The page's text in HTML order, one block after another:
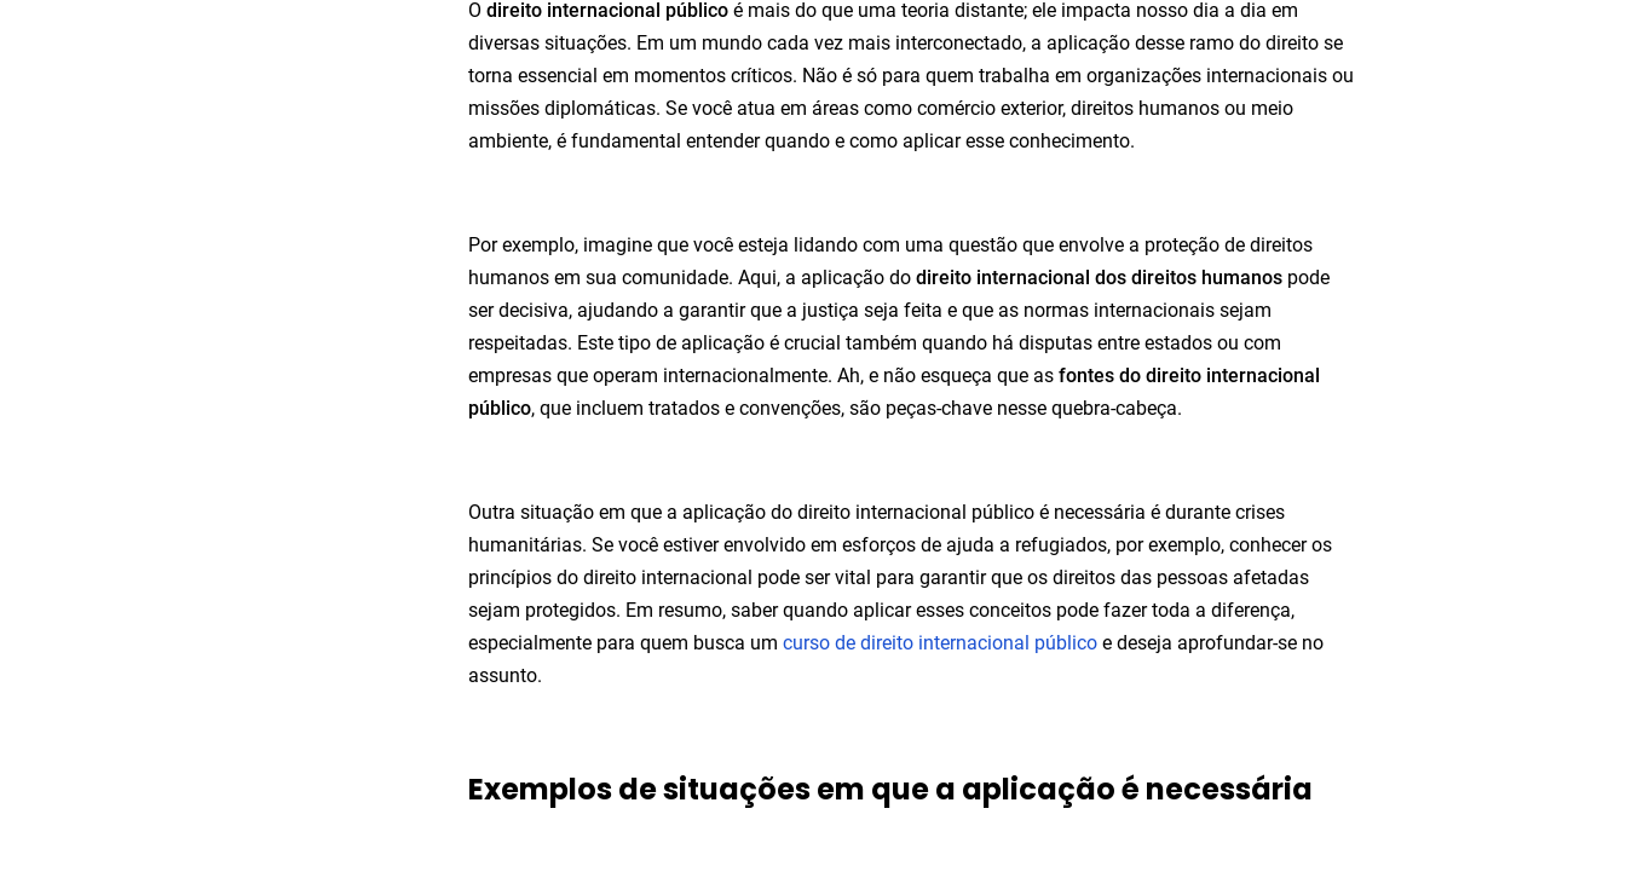
O direito internacional público é mais do que uma teoria distante; ele impacta nosso dia a dia em
diversas situações. Em um mundo cada vez mais interconectado, a aplicação desse ramo do direito se
torna essencial em momentos críticos. Não é só para quem trabalha em organizações internacionais ou
missões diplomáticas. Se você atua em áreas como comércio exterior, direitos humanos ou meio
ambiente, é fundamental entender quando e como aplicar esse conhecimento.
Por exemplo, imagine que você esteja lidando com uma questão que envolve a proteção de direitos
humanos em sua comunidade. Aqui, a aplicação do direito internacional dos direitos humanos pode
ser decisiva, ajudando a garantir que a justiça seja feita e que as normas internacionais sejam
respeitadas. Este tipo de aplicação é crucial também quando há disputas entre estados ou com
empresas que operam internacionalmente. Ah, e não esqueça que as fontes do direito internacional
público, que incluem tratados e convenções, são peças-chave nesse quebra-cabeça.
Outra situação em que a aplicação do direito internacional público é necessária é durante crises
humanitárias. Se você estiver envolvido em esforços de ajuda a refugiados, por exemplo, conhecer os
princípios do direito internacional pode ser vital para garantir que os direitos das pessoas afetadas
sejam protegidos. Em resumo, saber quando aplicar esses conceitos pode fazer toda a diferença,
especialmente para quem busca um curso de direito internacional público e deseja aprofundar-se no
assunto.
Exemplos de situações em que a aplicação é necessária